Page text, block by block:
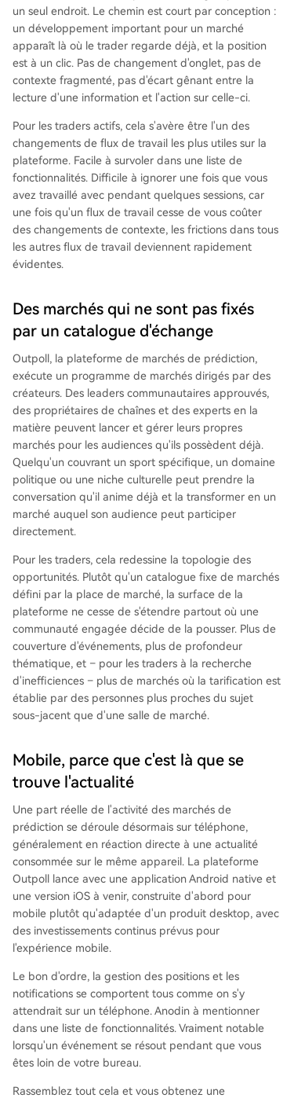
un seul endroit. Le chemin est court par conception :
un développement important pour un marché
apparaît là où le trader regarde déjà, et la position
est à un clic. Pas de changement d'onglet, pas de
contexte fragmenté, pas d'écart gênant entre la
lecture d'une information et l'action sur celle-ci.
Pour les traders actifs, cela s'avère être l'un des
changements de flux de travail les plus utiles sur la
plateforme. Facile à survoler dans une liste de
fonctionnalités. Difficile à ignorer une fois que vous
avez travaillé avec pendant quelques sessions, car
une fois qu'un flux de travail cesse de vous coûter
des changements de contexte, les frictions dans tous
les autres flux de travail deviennent rapidement
évidentes.
Des marchés qui ne sont pas fixés
par un catalogue d'échange
Outpoll, la plateforme de marchés de prédiction,
exécute un programme de marchés dirigés par des
créateurs. Des leaders communautaires approuvés,
des propriétaires de chaînes et des experts en la
matière peuvent lancer et gérer leurs propres
marchés pour les audiences qu'ils possèdent déjà.
Quelqu'un couvrant un sport spécifique, un domaine
politique ou une niche culturelle peut prendre la
conversation qu'il anime déjà et la transformer en un
marché auquel son audience peut participer
directement.
Pour les traders, cela redessine la topologie des
opportunités. Plutôt qu'un catalogue fixe de marchés
défini par la place de marché, la surface de la
plateforme ne cesse de s'étendre partout où une
communauté engagée décide de la pousser. Plus de
couverture d'événements, plus de profondeur
thématique, et – pour les traders à la recherche
d'inefficiences – plus de marchés où la tarification est
établie par des personnes plus proches du sujet
sous-jacent que d'une salle de marché.
Mobile, parce que c'est là que se
trouve l'actualité
Une part réelle de l'activité des marchés de
prédiction se déroule désormais sur téléphone,
généralement en réaction directe à une actualité
consommée sur le même appareil. La plateforme
Outpoll lance avec une application Android native et
une version iOS à venir, construite d'abord pour
mobile plutôt qu'adaptée d'un produit desktop, avec
des investissements continus prévus pour
l'expérience mobile.
Le bon d'ordre, la gestion des positions et les
notifications se comportent tous comme on s'y
attendrait sur un téléphone. Anodin à mentionner
dans une liste de fonctionnalités. Vraiment notable
lorsqu'un événement se résout pendant que vous
êtes loin de votre bureau.
Rassemblez tout cela et vous obtenez une